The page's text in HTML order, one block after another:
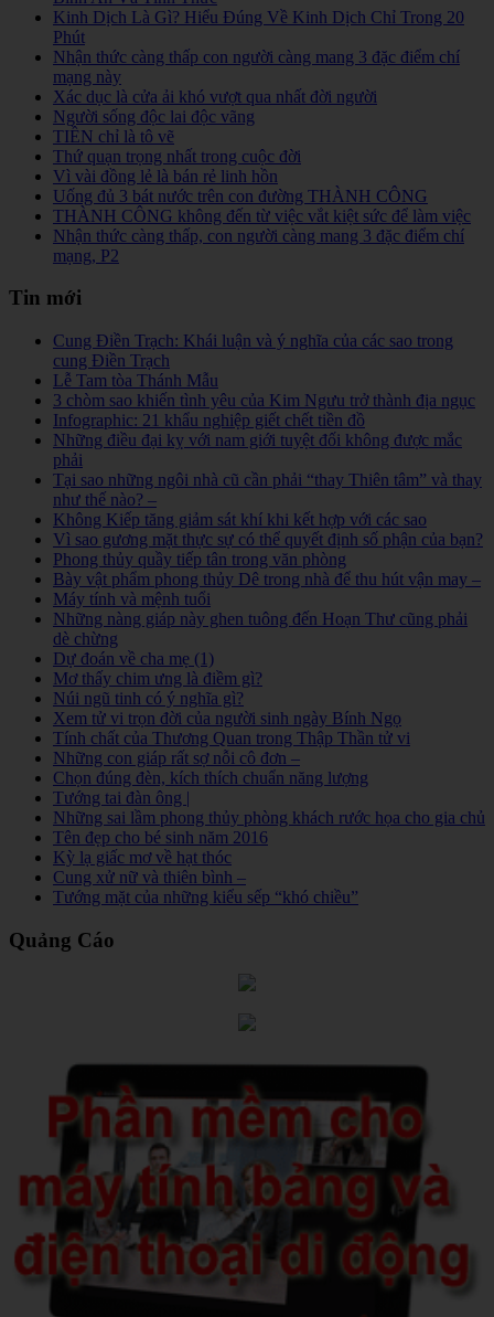
Kinh Dịch Là Gì? Hiểu Đúng Về Kinh Dịch Chỉ Trong 20
Phút
Nhận thức càng thấp con người càng mang 3 đặc điểm chí
mạng này
Xác dục là cửa ải khó vượt qua nhất đời người
Người sống độc lai độc vãng
TIỀN chỉ là tô vẽ
Thứ quạn trọng nhất trong cuộc đời
Vì vài đồng lẻ là bán rẻ linh hồn
Uống đủ 3 bát nước trên con đường THÀNH CÔNG
THÀNH CÔNG không đến từ việc vắt kiệt sức để làm việc
Nhận thức càng thấp, con người càng mang 3 đặc điểm chí
mạng, P2
Tin mới
Cung Điền Trạch: Khái luận và ý nghĩa của các sao trong
cung Điền Trạch
Lễ Tam tòa Thánh Mẫu
3 chòm sao khiến tình yêu của Kim Ngưu trở thành địa ngục
Infographic: 21 khẩu nghiệp giết chết tiền đồ
Những điều đại kỵ với nam giới tuyệt đối không được mắc
phải
Tại sao những ngôi nhà cũ cần phải “thay Thiên tâm” và thay
như thế nào? –
Không Kiếp tăng giảm sát khí khi kết hợp với các sao
Vì sao gương mặt thực sự có thể quyết định số phận của bạn?
Phong thủy quầy tiếp tân trong văn phòng
Bày vật phẩm phong thủy Dê trong nhà để thu hút vận may –
Máy tính và mệnh tuổi
Những nàng giáp này ghen tuông đến Hoạn Thư cũng phải
dè chừng
Dự đoán về cha mẹ (1)
Mơ thấy chim ưng là điềm gì?
Núi ngũ tinh có ý nghĩa gì?
Xem tử vi trọn đời của người sinh ngày Bính Ngọ
Tính chất của Thương Quan trong Thập Thần tử vi
Những con giáp rất sợ nỗi cô đơn –
Chọn đúng đèn, kích thích chuẩn năng lượng
Tướng tai đàn ông |
Những sai lầm phong thủy phòng khách rước họa cho gia chủ
Tên đẹp cho bé sinh năm 2016
Kỳ lạ giấc mơ về hạt thóc
Cung xử nữ và thiên bình –
Tướng mặt của những kiểu sếp “khó chiều”
Quảng Cáo